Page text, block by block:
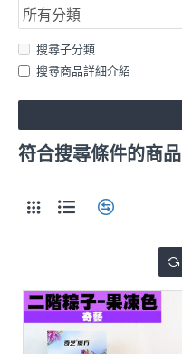
搜尋子分類
搜尋商品詳細介紹
符合搜尋條件的商品